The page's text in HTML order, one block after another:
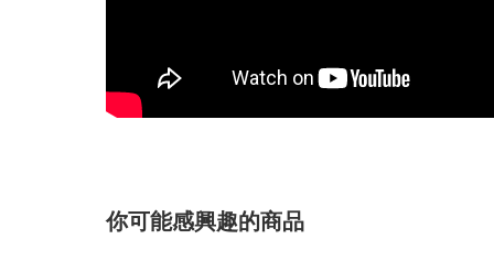
你可能感興趣的商品